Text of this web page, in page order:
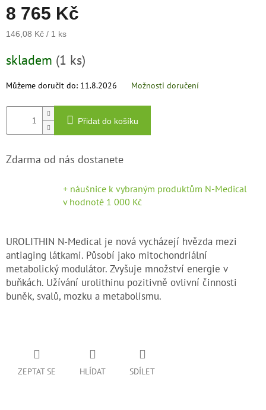
8 765 Kč
Měrná
146,08 Kč / 1 ks
skladem (1 ks)
Můžeme doručit do: 11.8.2026 Možnosti doručení
Přidat do košíku
Zdarma od nás dostanete
+ náušnice k vybraným produktům N-Medical
v hodnotě 1 000 Kč
UROLITHIN N-Medical je nová vycházejí hvězda mezi
antiaging látkami. Působí jako mitochondriální
metabolický modulátor. Zvyšuje množství energie v
buňkách. Užívání urolithinu pozitivně ovlivní činnosti
buněk, svalů, mozku a metabolismu.
ZEPTAT SE HLÍDAT SDÍLET